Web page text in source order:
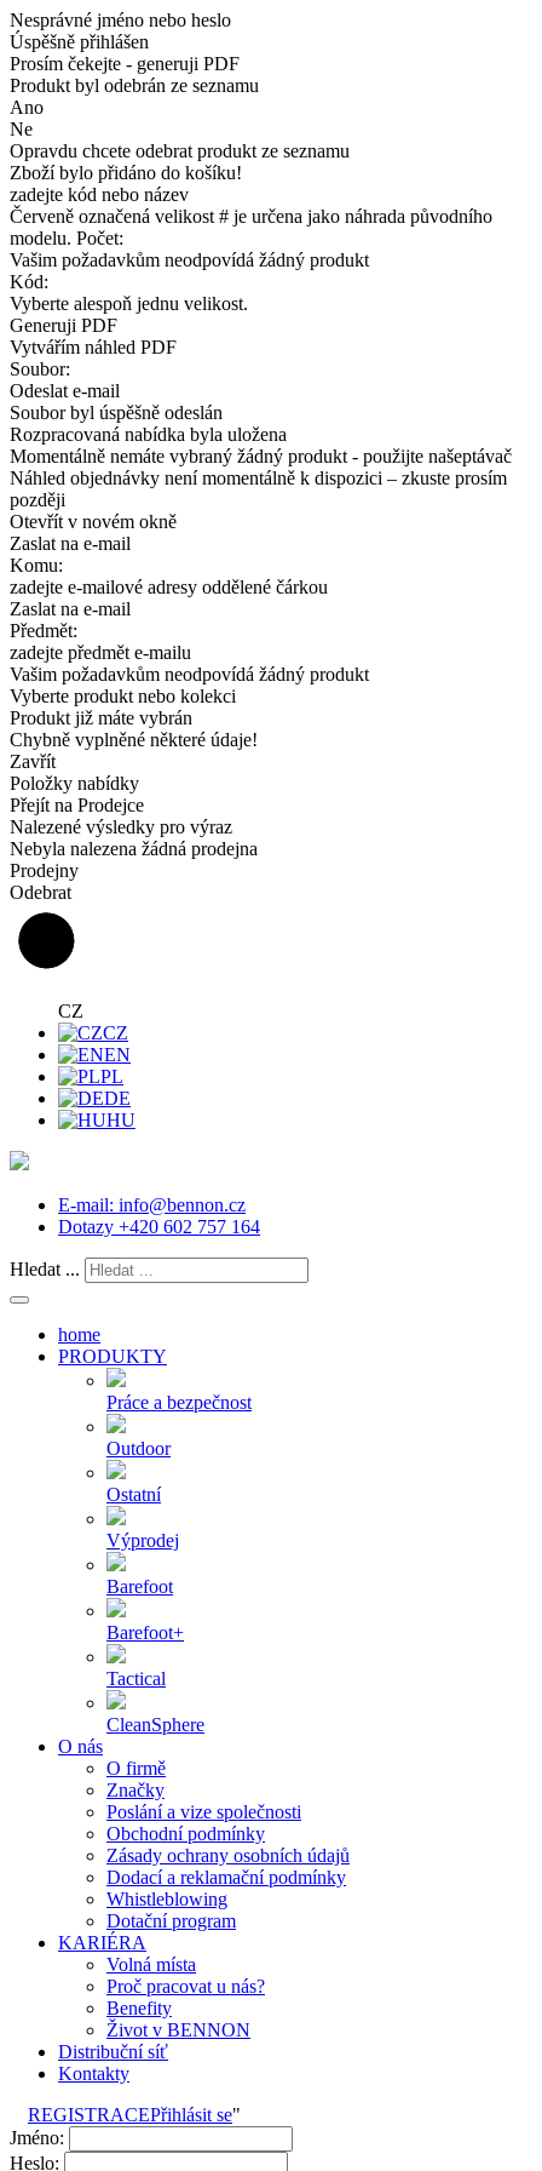
Nesprávné jméno nebo heslo
Úspěšně přihlášen
Prosím čekejte - generuji PDF
Produkt byl odebrán ze seznamu
Ano
Ne
Opravdu chcete odebrat produkt ze seznamu
Zboží bylo přidáno do košíku!
zadejte kód nebo název
Červeně označená velikost # je určena jako náhrada původního
modelu. Počet:
Vašim požadavkům neodpovídá žádný produkt
Kód:
Vyberte alespoň jednu velikost.
Generuji PDF
Vytvářím náhled PDF
Soubor:
Odeslat e-mail
Soubor byl úspěšně odeslán
Rozpracovaná nabídka byla uložena
Momentálně nemáte vybraný žádný produkt - použijte našeptávač
Náhled objednávky není momentálně k dispozici – zkuste prosím
později
Otevřít v novém okně
Zaslat na e-mail
Komu:
zadejte e-mailové adresy oddělené čárkou
Zaslat na e-mail
Předmět:
zadejte předmět e-mailu
Vašim požadavkům neodpovídá žádný produkt
Vyberte produkt nebo kolekci
Produkt již máte vybrán
Chybně vyplněné některé údaje!
Zavřít
Položky nabídky
Přejít na Prodejce
Nalezené výsledky pro výraz
Nebyla nalezena žádná prodejna
Prodejny
Odebrat
CZ
CZ
EN
PL
DE
HU
E-mail: info@bennon.cz
Dotazy +420 602 757 164
Hledat ...
home
PRODUKTY
Práce a bezpečnost
Outdoor
Ostatní
Výprodej
Barefoot
Barefoot+
Tactical
CleanSphere
O nás
O firmě
Značky
Poslání a vize společnosti
Obchodní podmínky
Zásady ochrany osobních údajů
Dodací a reklamační podmínky
Whistleblowing
Dotační program
KARIÉRA
Volná místa
Proč pracovat u nás?
Benefity
Život v BENNON
Distribuční síť
Kontakty
REGISTRACEPřihlásit se"
Jméno:
Heslo: